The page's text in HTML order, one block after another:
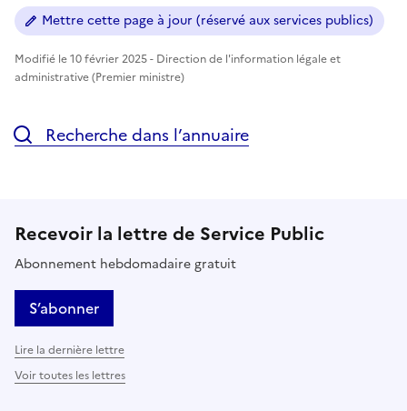
Mettre cette page à jour (réservé aux services publics)
Modifié le 10 février 2025 - Direction de l'information légale et
administrative (Premier ministre)
Recherche dans l’annuaire
Recevoir la lettre de Service Public
Abonnement hebdomadaire gratuit
S’abonner
Lire la dernière lettre
Voir toutes les lettres